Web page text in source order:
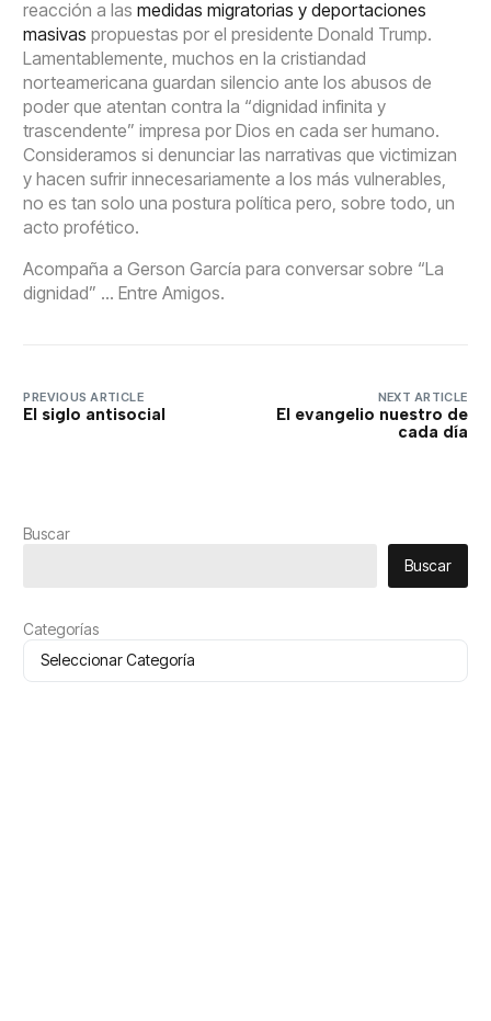
reacción a lasmedidas migratorias y deportaciones
masivas propuestas por el presidente Donald Trump.
Lamentablemente, muchos en la cristiandad
norteamericana guardan silencio ante los abusos de
poder que atentan contra la “dignidad infinita y
trascendente” impresa por Dios en cada ser humano.
Consideramos si denunciar las narrativas que victimizan
y hacen sufrir innecesariamente a los más vulnerables,
no es tan solo una postura política pero, sobre todo, un
acto profético.
Acompaña a Gerson García para conversar sobre “La
dignidad” … Entre Amigos.
PREVIOUS ARTICLE
El siglo antisocial
NEXT ARTICLE
El evangelio nuestro de
cada día
Buscar
Buscar
Categorías